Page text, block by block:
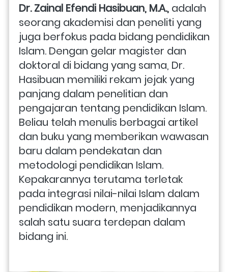
Dr. Zainal Efendi Hasibuan, M.A., adalah
seorang akademisi dan peneliti yang
juga berfokus pada bidang pendidikan
Islam. Dengan gelar magister dan
doktoral di bidang yang sama, Dr.
Hasibuan memiliki rekam jejak yang
panjang dalam penelitian dan
pengajaran tentang pendidikan Islam.
Beliau telah menulis berbagai artikel
dan buku yang memberikan wawasan
baru dalam pendekatan dan
metodologi pendidikan Islam.
Kepakarannya terutama terletak
pada integrasi nilai-nilai Islam dalam
pendidikan modern, menjadikannya
salah satu suara terdepan dalam
bidang ini.